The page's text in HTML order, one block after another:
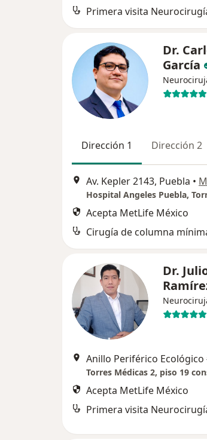
Primera visita
Dr.
García
Dirección 1 Dirección 2
Av. Kepler 2143, Puebla •
Hospital Angeles Puebla,
Acepta MetLife México
Cirugía de columna
Dr.
Anillo Periférico Ecológico
Torres Médicas 2, piso 19
Acepta MetLife México
Primera visita